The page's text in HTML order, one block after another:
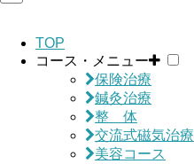
TOP
コース・メニュー
保険治療
鍼灸治療
整 体
交流式磁気治療
美容コース